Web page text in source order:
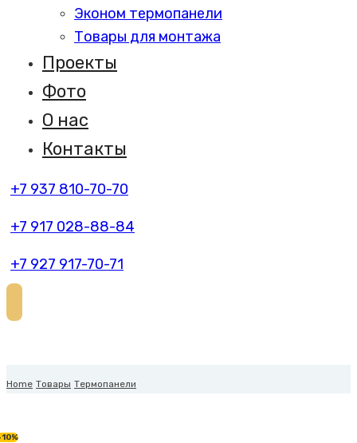
Эконом термопанели
Товары для монтажа
Проекты
Фото
О нас
Контакты
+7 937 810-70-70
+7 917 028-88-84
+7 927 917-70-71
Home Товары Термопанели